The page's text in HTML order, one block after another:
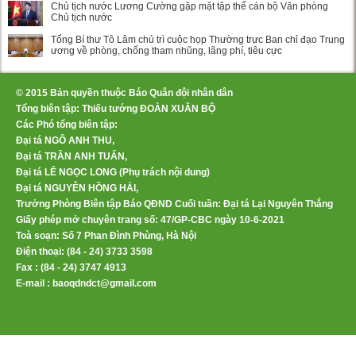
Chủ tịch nước Lương Cường gặp mặt tập thể cán bộ Văn phòng
Chủ tịch nước
Tổng Bí thư Tô Lâm chủ trì cuộc họp Thường trực Ban chỉ đạo Trung
ương về phòng, chống tham nhũng, lãng phí, tiêu cực
© 2015 Bản quyền thuộc Báo Quân đội nhân dân
Tổng biên tập: Thiếu tướng ĐOÀN XUÂN BỘ
Các Phó tổng biên tập:
Đại tá NGÔ ANH THU,
Đại tá TRẦN ANH TUẤN,
Đại tá LÊ NGỌC LONG (Phụ trách nội dung)
Đại tá NGUYỄN HỒNG HẢI,
Trưởng Phòng Biên tập Báo QĐND Cuối tuần: Đại tá Lại Nguyên Thắng
Giấy phép mở chuyên trang số: 47/GP-CBC ngày 10-6-2021
Toà soạn: Số 7 Phan Đình Phùng, Hà Nội
Điện thoại: (84 - 24) 3733 3598
Fax : (84 - 24) 3747 4913
E-mail : baoqdndct@gmail.com